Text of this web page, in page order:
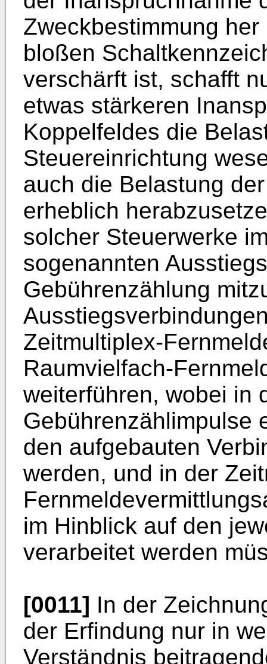
Zweckbestimmung
bloßen
verschärft ist, schafft
etwas stärkeren
Koppelfeldes die
Steuereinrichtung
auch die Belastung
erheblich
solcher Steuerwerke
sogenannten
Gebührenzählung
Zeitmultiplex-
Raumvielfach-
weiterführen, wobei in
Gebührenzählimpulse
den aufgebauten
werden, und in der
im Hinblick auf den
verarbeitet werden
[0011] In der
der Erfindung nur in
Verständnis